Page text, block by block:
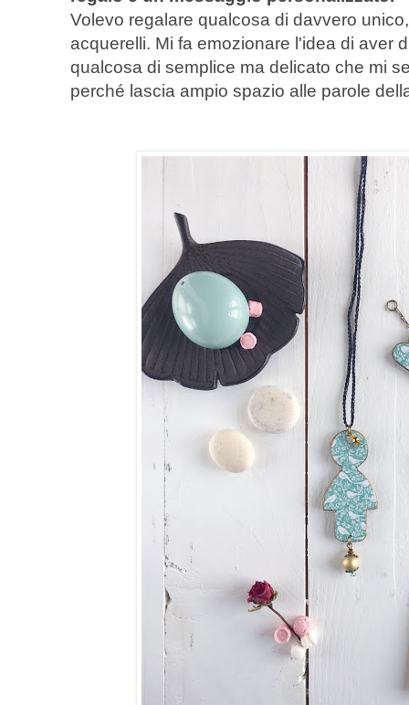
Volevo regalare qualcosa di davvero
acquerelli. Mi fa emozionare l'idea di aver
qualcosa di semplice ma delicato che mi
perché lascia ampio spazio alle parole